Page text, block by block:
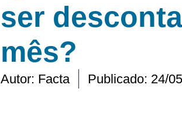
ser
mês?
Autor: Facta Publicado: 24/